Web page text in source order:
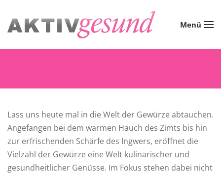
Zum Hauptinhalt springen Menü
Lass uns heute mal in die Welt der Gewürze abtauchen.
Angefangen bei dem warmen Hauch des Zimts bis hin
zur erfrischenden Schärfe des Ingwers, eröffnet die
Vielzahl der Gewürze eine Welt kulinarischer und
gesundheitlicher Genüsse. Im Fokus stehen dabei nicht